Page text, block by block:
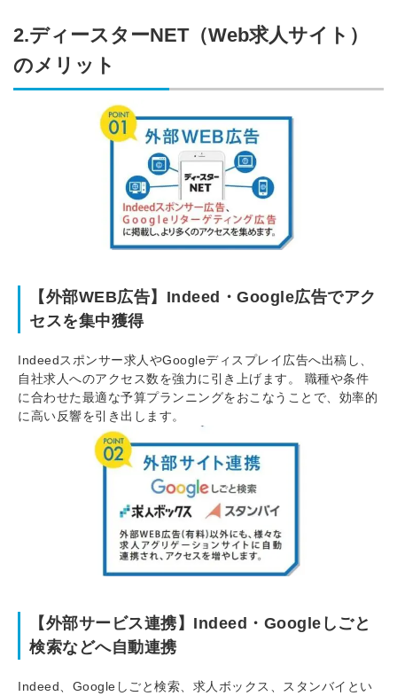
2.ディースターNET（Web求人サイト）
のメリット
【外部WEB広告】Indeed・Google広告でアク
セスを集中獲得
Indeedスポンサー求人やGoogleディスプレイ広告へ出稿し、
自社求人へのアクセス数を強力に引き上げます。 職種や条件
に合わせた最適な予算プランニングをおこなうことで、効率的
に高い反響を引き出します。
【外部サービス連携】Indeed・Googleしごと
検索などへ自動連携
Indeed、Googleしごと検索、求人ボックス、スタンバイとい